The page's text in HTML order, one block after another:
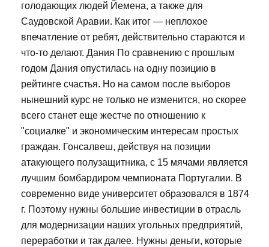
голодающих людей Йемена, а также для
Саудовской Аравии. Как итог — неплохое
впечатление от ребят, действительно стараются и
что-то делают. Дания По сравнению с прошлым
годом Дания опустилась на одну позицию в
рейтинге счастья. Но на самом после выборов
нынешний курс не только не изменится, но скорее
всего станет еще жестче по отношению к
"социалке" и экономическим интересам простых
граждан. Гонсалвеш, действуя на позиции
атакующего полузащитника, с 15 мячами является
лучшим бомбардиром чемпионата Португалии. В
современно виде университет образовался в 1874
г. Поэтому нужны большие инвестиции в отрасль
для модернизации наших угольных предприятий,
переработки и так далее. Нужны деньги, которые